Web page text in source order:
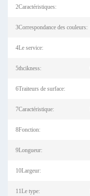
2Caractéristiques:
3Correspondance des couleurs:
4Le service:
5thcikness:
6Traiteurs de surface:
7Caractéristique:
8Fonction:
9Longueur:
10Largeur:
11Le type: